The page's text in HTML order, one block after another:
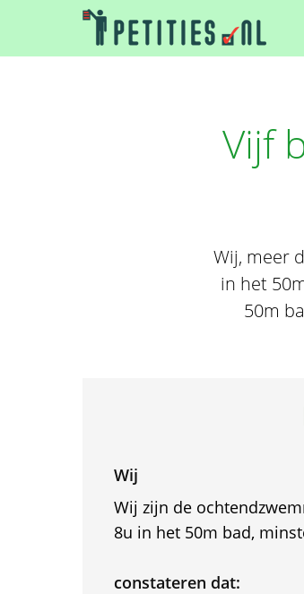
Vijf
Wij, meer
in het
50m
Wij
Wij zijn de
8u in het 50m bad,
constateren dat: